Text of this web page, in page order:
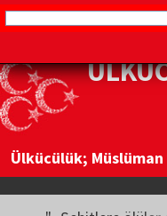
Ülkücülük;